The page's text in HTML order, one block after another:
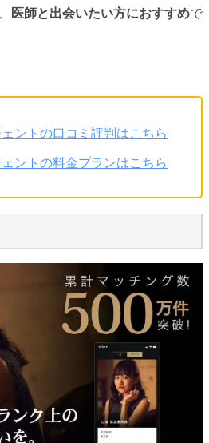
医師と出会いたい方におすすめで
ントの口コミ評判はこちら
ントの料金プランはこちら